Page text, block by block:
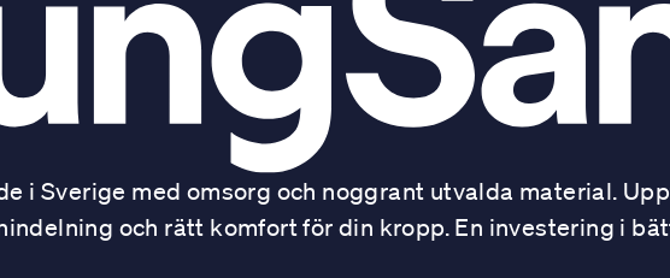
i Sverige med omsorg och noggrant utvalda material.
och rätt komfort för din kropp. En investering i